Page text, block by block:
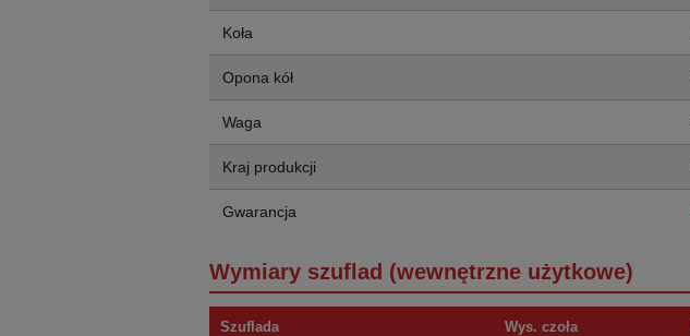
Koła
Opona kół
Waga
Kraj produkcji
Gwarancja
Wymiary szuflad (wewnętrzne użytkowe)
Szuflada Wys. czoła